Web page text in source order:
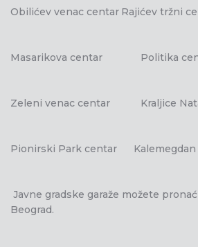
Obilićev venac centar Rajićev tržni
Masarikova centar Politika
Zeleni venac centar Kraljice
Pionirski Park centar Kalemegdan
Javne gradske garaže možete
Beograd.